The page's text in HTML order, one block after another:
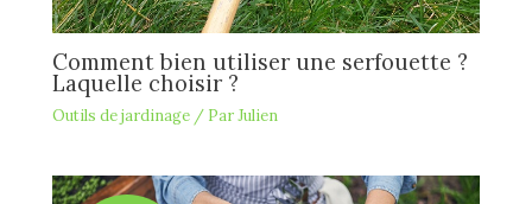
Comment bien utiliser une serfouette ?
Laquelle choisir ?
Outils de jardinage/ ParJulien